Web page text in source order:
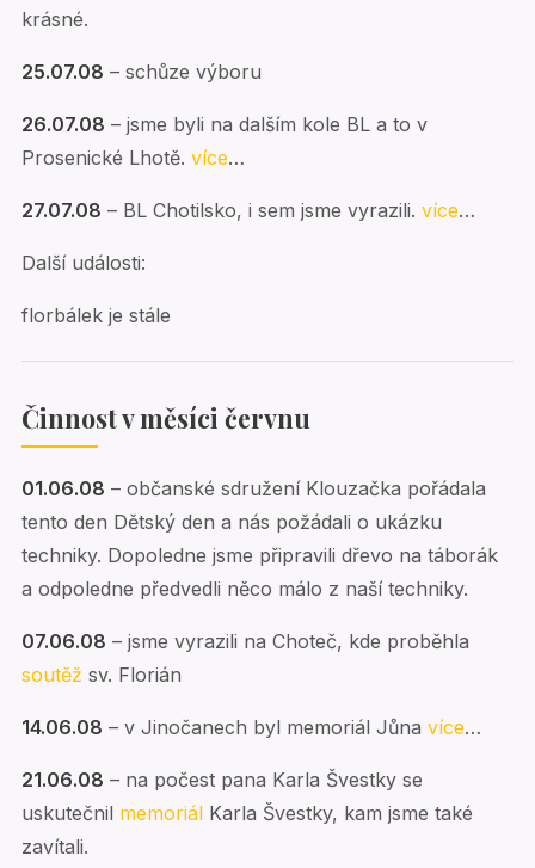
krásné.
25.07.08 – schůze výboru
26.07.08 – jsme byli na dalším kole BL a to v
Prosenické Lhotě. více…
27.07.08 – BL Chotilsko, i sem jsme vyrazili. více…
Další události:
florbálek je stále
Činnost v měsíci červnu
01.06.08 – občanské sdružení Klouzačka pořádala
tento den Dětský den a nás požádali o ukázku
techniky. Dopoledne jsme připravili dřevo na táborák
a odpoledne předvedli něco málo z naší techniky.
07.06.08 – jsme vyrazili na Choteč, kde proběhla
soutěž sv. Florián
14.06.08 – v Jinočanech byl memoriál Jůna více…
21.06.08 – na počest pana Karla Švestky se
uskutečnil memoriál Karla Švestky, kam jsme také
zavítali.